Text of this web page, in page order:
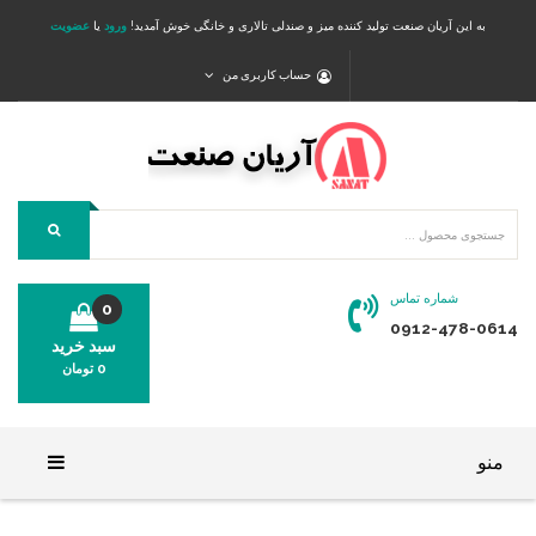
به این آریان صنعت تولید کننده میز و صندلی تالاری و خانگی خوش آمدید! ورود یا عضویت
حساب کاربری من
شماره تماس
0912-478-0614
سبد خرید
0
0 تومان
منو